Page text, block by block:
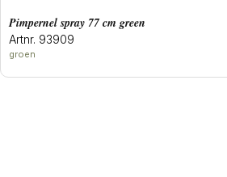
pimpernel spray 77 cm green
Artnr. 93909
groen